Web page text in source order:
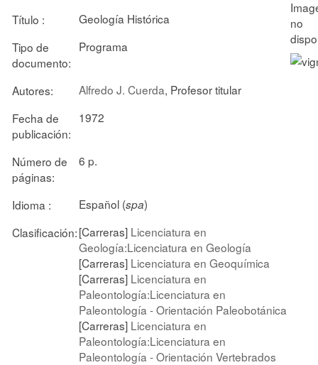
Título :
Geología Histórica
Tipo de
documento:
Programa
Autores: Alfredo J. Cuerda, Profesor titular
Fecha de
publicación:
1972
Número de
páginas:
6 p.
Idioma : Español (spa)
Clasificación:[Carreras] Licenciatura en
Geología:Licenciatura en Geología
[Carreras] Licenciatura en Geoquímica
[Carreras] Licenciatura en
Paleontología:Licenciatura en
Paleontología - Orientación Paleobotánica
[Carreras] Licenciatura en
Paleontología:Licenciatura en
Paleontología - Orientación Vertebrados